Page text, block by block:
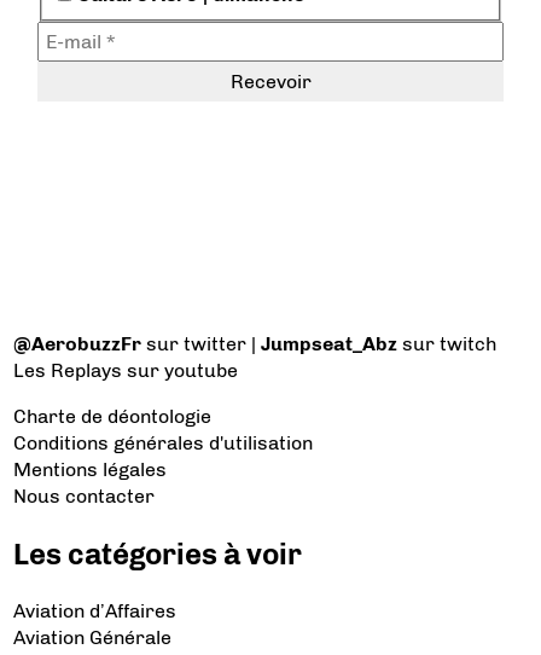
@AerobuzzFr sur twitter |Jumpseat_Abz sur twitch
Les Replays sur youtube
Charte de déontologie
Conditions générales d'utilisation
Mentions légales
Nous contacter
Les catégories à voir
Aviation d’Affaires
Aviation Générale